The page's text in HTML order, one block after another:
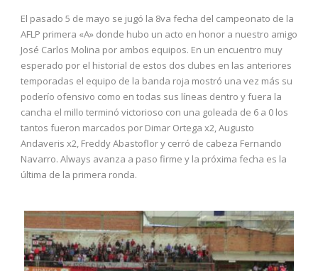
El pasado 5 de mayo se jugó la 8va fecha del campeonato de la
AFLP primera «A» donde hubo un acto en honor a nuestro amigo
José Carlos Molina por ambos equipos. En un encuentro muy
esperado por el historial de estos dos clubes en las anteriores
temporadas el equipo de la banda roja mostró una vez más su
poderío ofensivo como en todas sus líneas dentro y fuera la
cancha el millo terminó victorioso con una goleada de 6 a 0 los
tantos fueron marcados por Dimar Ortega x2, Augusto
Andaveris x2, Freddy Abastoflor y cerró de cabeza Fernando
Navarro. Always avanza a paso firme y la próxima fecha es la
última de la primera ronda.